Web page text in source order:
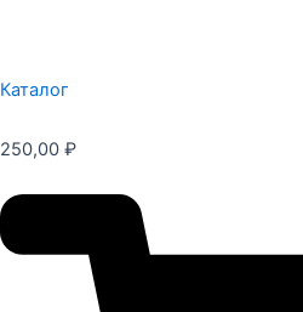
Каталог
250,00 ₽